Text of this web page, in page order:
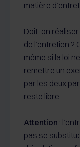
matière
Doit-on
de l’entretien ?
même si la loi
remettre un
par les deux
reste libre.
Attention :
pas se